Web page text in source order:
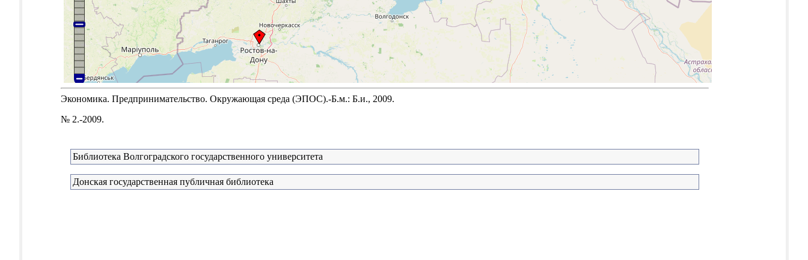
Экономика. Предпринимательство. Окружающая среда (ЭПОС).-Б.м.: Б.и., 2009.
№ 2.-2009.
Библиотека Волгоградского государственного университета
Донская государственная публичная библиотека